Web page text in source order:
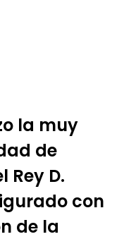
la muy
de
Rey D.
con
de la